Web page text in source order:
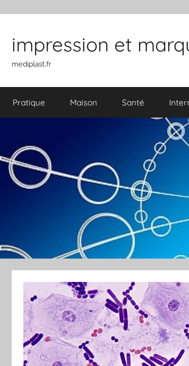
impression et
mediplast.fr
Pratique Maison Santé